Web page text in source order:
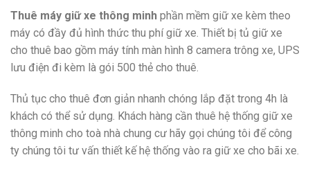
Thuê máy giữ xe thông minh phần mềm giữ xe kèm theo
máy có đầy đủ hình thức thu phí giữ xe. Thiết bị tủ giữ xe
cho thuê bao gồm máy tính màn hình 8 camera trông xe, UPS
lưu điện đi kèm là gói 500 thẻ cho thuê.
Thủ tục cho thuê đơn giản nhanh chóng lắp đặt trong 4h là
khách có thể sử dụng. Khách hàng cần thuê hệ thống giữ xe
thông minh cho toà nhà chung cư hãy gọi chúng tôi để công
ty chúng tôi tư vấn thiết kế hệ thống vào ra giữ xe cho bãi xe.